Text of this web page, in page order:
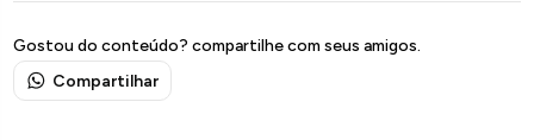
Gostou do conteúdo? compartilhe com seus amigos.
Compartilhar